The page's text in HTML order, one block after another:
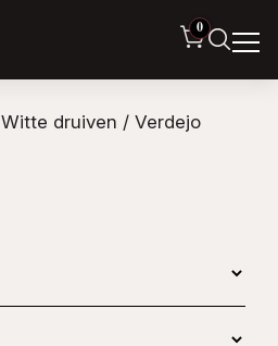
0
Witte druiven / Verdejo